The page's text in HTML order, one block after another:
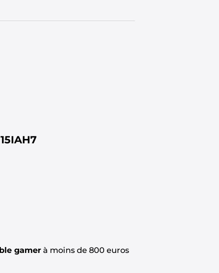
gamer à moins de 800 euros